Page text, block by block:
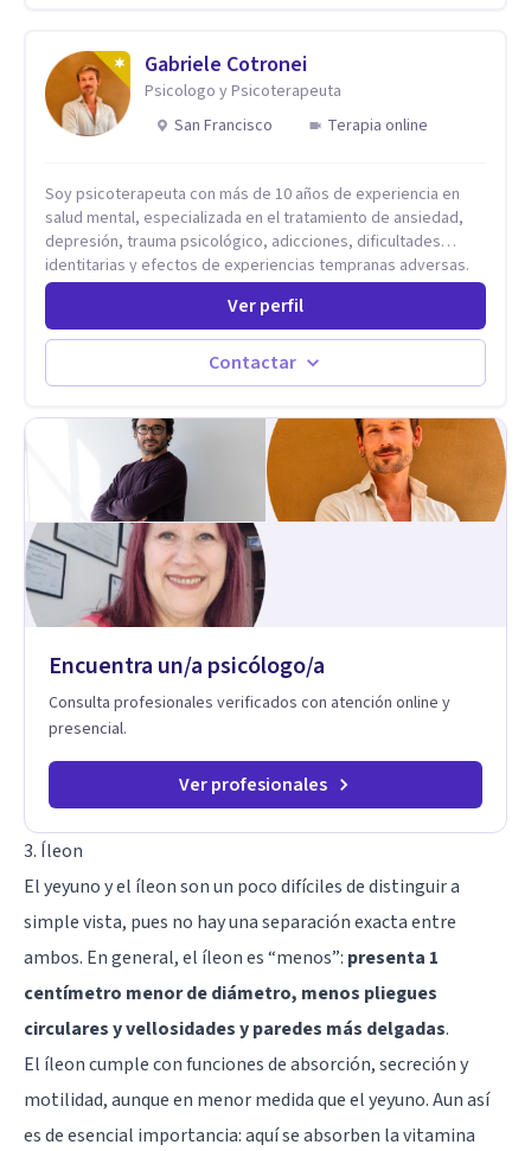
Gabriele Cotronei
Psicologo y Psicoterapeuta
San Francisco
Terapia online
Soy psicoterapeuta con más de 10 años de experiencia en
salud mental, especializada en el tratamiento de ansiedad,
depresión, trauma psicológico, adicciones, dificultades
identitarias y efectos de experiencias tempranas adversas.
Ofrezco un espacio terapéutico seguro, confidencial y
profundamente humano, donde el dolor emocional puede
transformarse en autoconocimiento, regulación emocional y
psicoanálisis, terapia somática y de trauma, psicología
respiración neurodinámica, integrando actualmente la
Psicología Analítica Junguiana. Mi abordaje también incorpora
perspectivas interculturales, ecopsicología y el trabajo
simbólico con el inconsciente, entendiendo que cada
proceso terapéutico es único y requiere una mirada
personalizada.
Ver perfil
Contactar
Encuentra un/a psicólogo/a
Consulta profesionales verificados con atención online y
presencial.
Ver profesionales
3. Íleon
El yeyuno y el íleon son un poco difíciles de distinguir a
simple vista, pues no hay una separación exacta entre
ambos. En general, el íleon es “menos”: presenta 1
centímetro menor de diámetro, menos pliegues
circulares y vellosidades y paredes más delgadas.
El íleon cumple con funciones de absorción, secreción y
motilidad, aunque en menor medida que el yeyuno. Aun así
es de esencial importancia: aquí se absorben la vitamina